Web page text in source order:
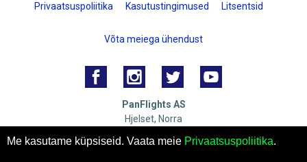
Me kasutame küpsiseid. Vaata meie Privaatsuspoliitika.
Privaatsuspoliitika Kasutustingimused Litsentsid
Võta meiega ühendust
PanFlights AS
Hjelset, Norra